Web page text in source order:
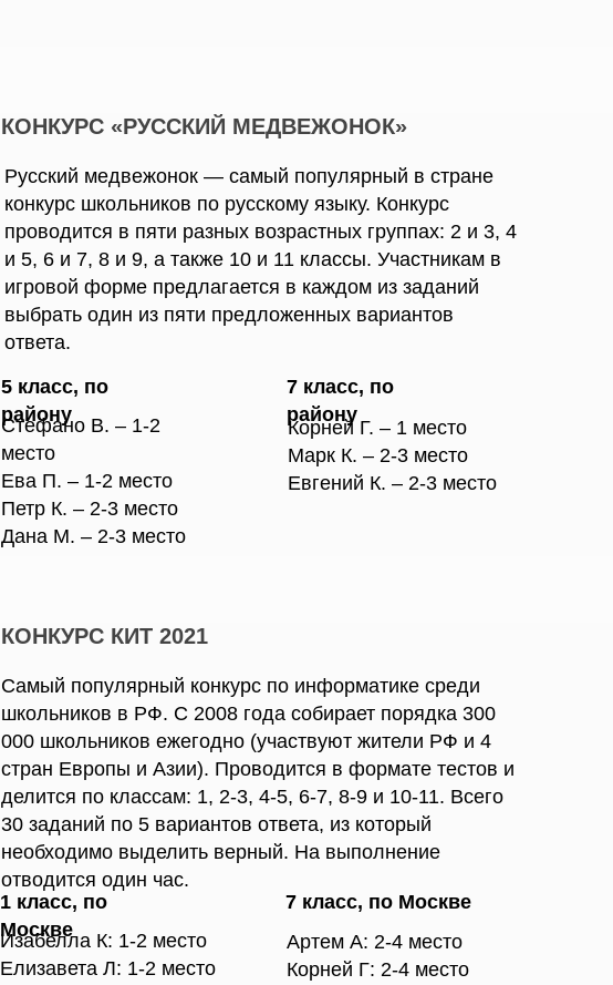
КОНКУРС «РУССКИЙ МЕДВЕЖОНОК»
Русский медвежонок — самый популярный в стране
конкурс школьников по русскому языку. Конкурс
проводится в пяти разных возрастных группах: 2 и 3, 4
и 5, 6 и 7, 8 и 9, а также 10 и 11 классы. Участникам в
игровой форме предлагается в каждом из заданий
выбрать один из пяти предложенных вариантов
ответа.
5 класс, по
району
7 класс, по
району
Стефано В. – 1-2
место
Ева П. – 1-2 место
Петр К. – 2-3 место
Дана М. – 2-3 место
Корней Г. – 1 место
Марк К. – 2-3 место
Евгений К. – 2-3 место
КОНКУРС КИТ 2021
Cамый популярный конкурс по информатике среди
школьников в РФ. С 2008 года собирает порядка 300
000 школьников ежегодно (участвуют жители РФ и 4
стран Европы и Азии). Проводится в формате тестов и
делится по классам: 1, 2-3, 4-5, 6-7, 8-9 и 10-11. Всего
30 заданий по 5 вариантов ответа, из который
необходимо выделить верный. На выполнение
отводится один час.
1 класс, по
Москве
7 класс, по Москве
Изабелла К: 1-2 место
Елизавета Л: 1-2 место
Артем А: 2-4 место
Корней Г: 2-4 место